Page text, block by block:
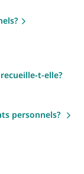
t-elle?
personnels?